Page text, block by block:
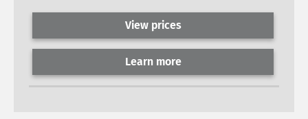
View prices
Learn more